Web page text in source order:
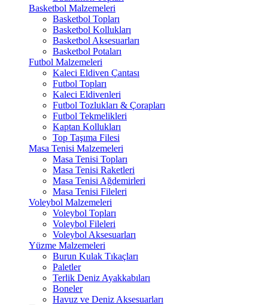
Basketbol Malzemeleri
Basketbol Topları
Basketbol Kollukları
Basketbol Aksesuarları
Basketbol Potaları
Futbol Malzemeleri
Kaleci Eldiven Çantası
Futbol Topları
Kaleci Eldivenleri
Futbol Tozlukları & Çorapları
Futbol Tekmelikleri
Kaptan Kollukları
Top Taşıma Filesi
Masa Tenisi Malzemeleri
Masa Tenisi Topları
Masa Tenisi Raketleri
Masa Tenisi Ağdemirleri
Masa Tenisi Fileleri
Voleybol Malzemeleri
Voleybol Topları
Voleybol Fileleri
Voleybol Aksesuarları
Yüzme Malzemeleri
Burun Kulak Tıkaçları
Paletler
Terlik Deniz Ayakkabıları
Boneler
Havuz ve Deniz Aksesuarları